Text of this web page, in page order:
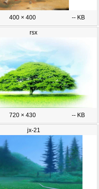
400 × 400 -- KB
rsx
720 × 430 -- KB
jx-21